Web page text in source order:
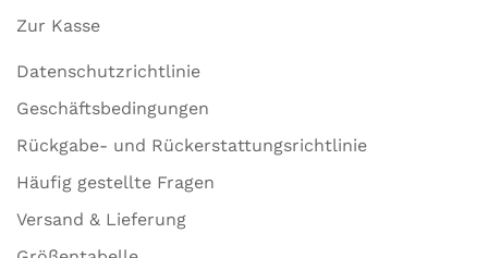
Zur Kasse
Datenschutzrichtlinie
Geschäftsbedingungen
Rückgabe- und Rückerstattungsrichtlinie
Häufig gestellte Fragen
Versand & Lieferung